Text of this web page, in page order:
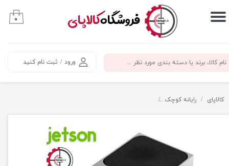
​فروشگاهکالاپای
ورود / ثبت نام کنید
حساب کاربری من
سفارشات
۰
کالاپای رایانه کوچک